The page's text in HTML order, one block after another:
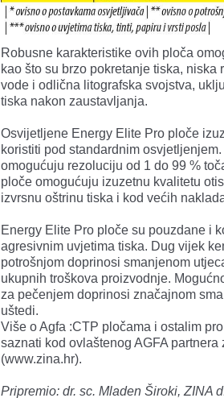
Robusne karakteristike ovih ploča
kao što su brzo pokretanje tiska,
vode i odlična litografska svojstva,
tiska nakon zaustavljanja.
Osvijetljene Energy Elite Pro ploče
koristiti pod standardnim
omogućuju rezoluciju od 1 do 99 %
ploče omogućuju izuzetnu kvalitetu
izvrsnu oštrinu tiska i kod većih
Energy Elite Pro ploče su pouzdane i
agresivnim uvjetima tiska. Dug vijek
potrošnjom doprinosi smanjenom
ukupnih troškova proizvodnje.
za pečenjem doprinosi značajnom
uštedi.
Više o Agfa :CTP pločama i ostalim
saznati kod ovlaštenog AGFA partnera
(www.zina.hr).
Pripremio: dr. sc. Mladen Široki, ZINA